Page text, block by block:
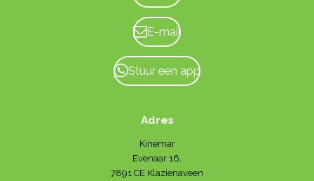
E-mail
Stuur een app
Adres
Kinemar
Evenaar 16,
7891 CE Klazienaveen